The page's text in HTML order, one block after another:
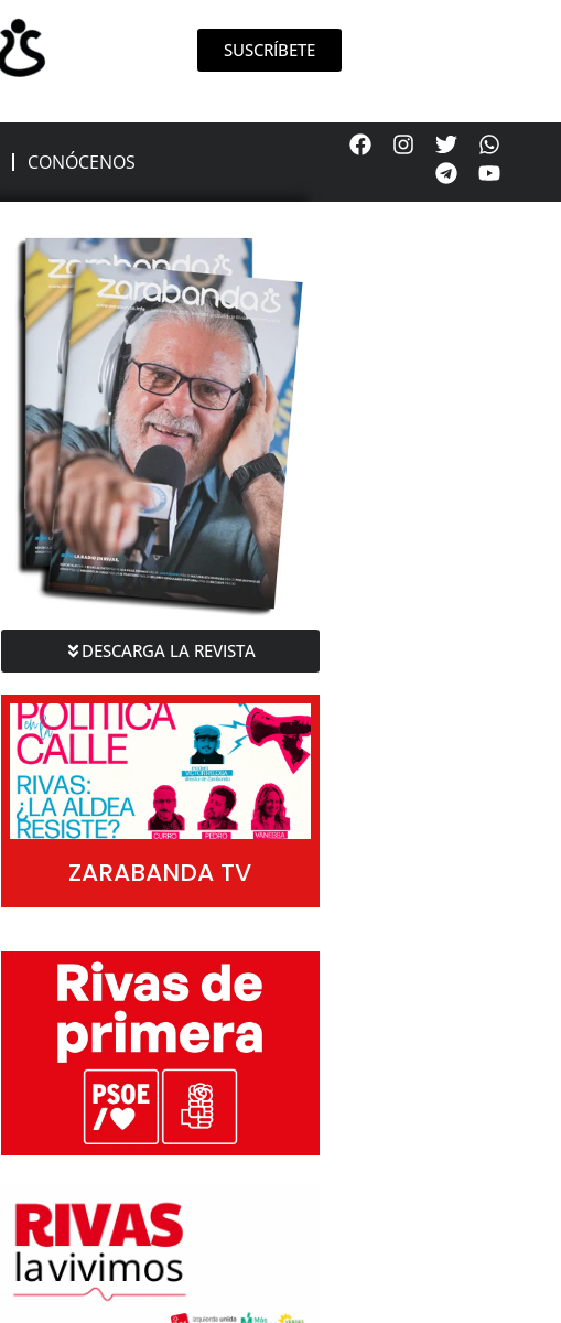
SUSCRÍBETE
CONÓCENOS
DESCARGA LA REVISTA
ZARABANDA TV